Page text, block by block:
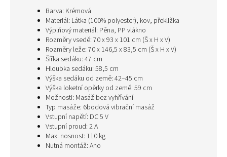
Barva: Krémová
Materiál: Látka (100% polyester), kov, překližka
Výplňový materiál: Pěna, PP vlákno
Rozměry vsedě: 70 x 93 x 101 cm (Š x H x V)
Rozměry leže: 70 x 146,5 x 83,5 cm (Š x H x V)
Šířka sedáku: 47 cm
Hloubka sedáku: 58,5 cm
Výška sedáku od země: 42–45 cm
Výška loketní opěrky od země: 59 cm
Možnosti: Masáž bez vyhřívání
Typ masáže: 6bodová vibrační masáž
Vstupní napětí: DC 5 V
Vstupní proud: 2 A
Max. nosnost: 110 kg
Nutná montáž: Ano